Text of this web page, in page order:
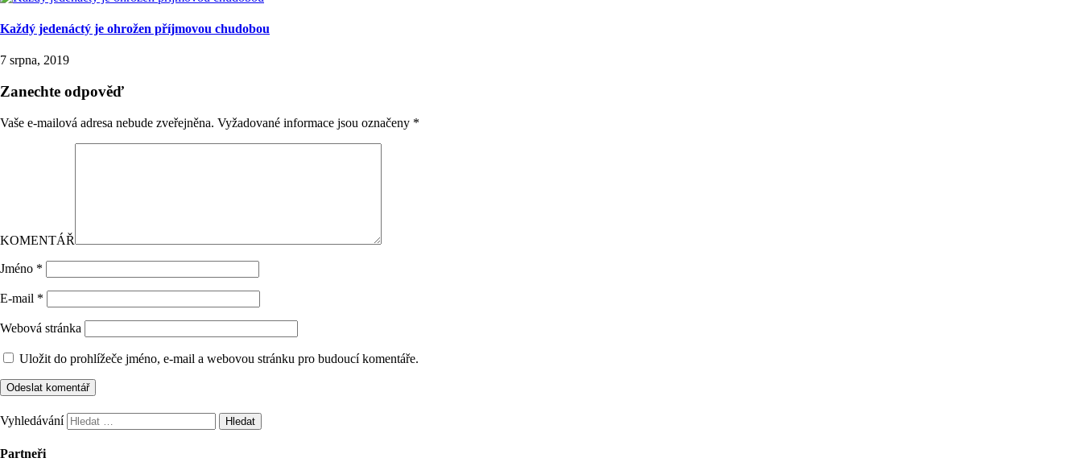
Každý jedenáctý je ohrožen příjmovou chudobou
7 srpna, 2019
Zanechte odpověď
Vaše e-mailová adresa nebude zveřejněna. Vyžadované informace jsou označeny *
KOMENTÁŘ
Jméno *
E-mail *
Webová stránka
Uložit do prohlížeče jméno, e-mail a webovou stránku pro budoucí komentáře.
Vyhledávání
Partneři